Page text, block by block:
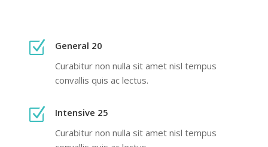
Z
General 20
Curabitur non nulla sit amet nisl tempus
convallis quis ac lectus.
Z
Intensive 25
Curabitur non nulla sit amet nisl tempus